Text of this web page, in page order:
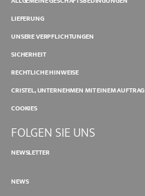
LIEFERUNG
UNSERE VERPFLICHTUNGEN
SICHERHEIT
RECHTLICHE HINWEISE
CRISTEL, UNTERNEHMEN MIT EINEM AUFTRAG
COOKIES
FOLGEN SIE UNS
NEWSLETTER
NEWS